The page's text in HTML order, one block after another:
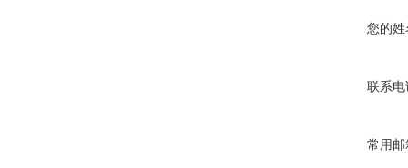
您的姓
联系电
常用邮